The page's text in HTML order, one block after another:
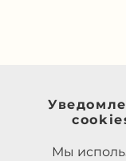
Мы